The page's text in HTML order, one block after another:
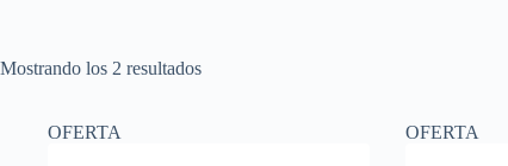
Mostrando los 2 resultados
OFERTA OFERTA